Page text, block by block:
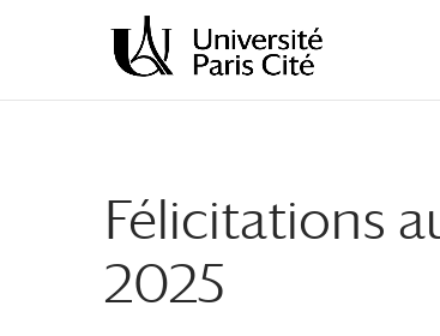
principal
navigation
Félicitations
2025